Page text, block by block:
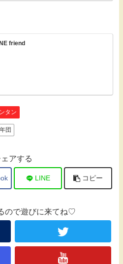
friend
タン
団
ェアする
LINE コピー
ので遊びに来てね♡